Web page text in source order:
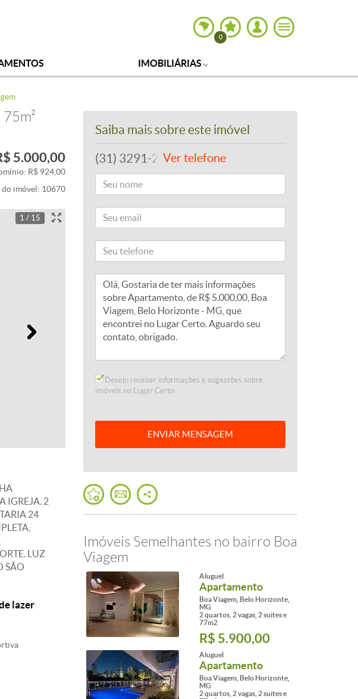
0
IMOBILIÁRIAS
5.000,00
R$ 924,00
imóvel: 10670
1 / 15
IGREJA. 2
24
LUZ
SÃO
lazer
Saiba mais sobre este imóvel
(31) 3291-2200Ver telefone
Desejo receber informações e sugestões sobre
imóveis no Lugar Certo.
ENVIAR MENSAGEM
Imóveis Semelhantes no bairro Boa
Viagem
Aluguel
Apartamento
Boa Viagem, Belo Horizonte,
MG
2 quartos, 2 vagas, 2 suites e
77m2
R$ 5.900,00
Aluguel
Apartamento
Boa Viagem, Belo Horizonte,
MG
2 quartos, 2 vagas, 2 suites e